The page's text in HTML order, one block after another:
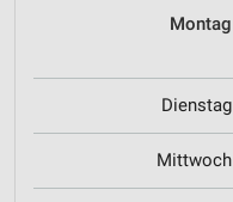
Montag
Dienstag
Mittwoch